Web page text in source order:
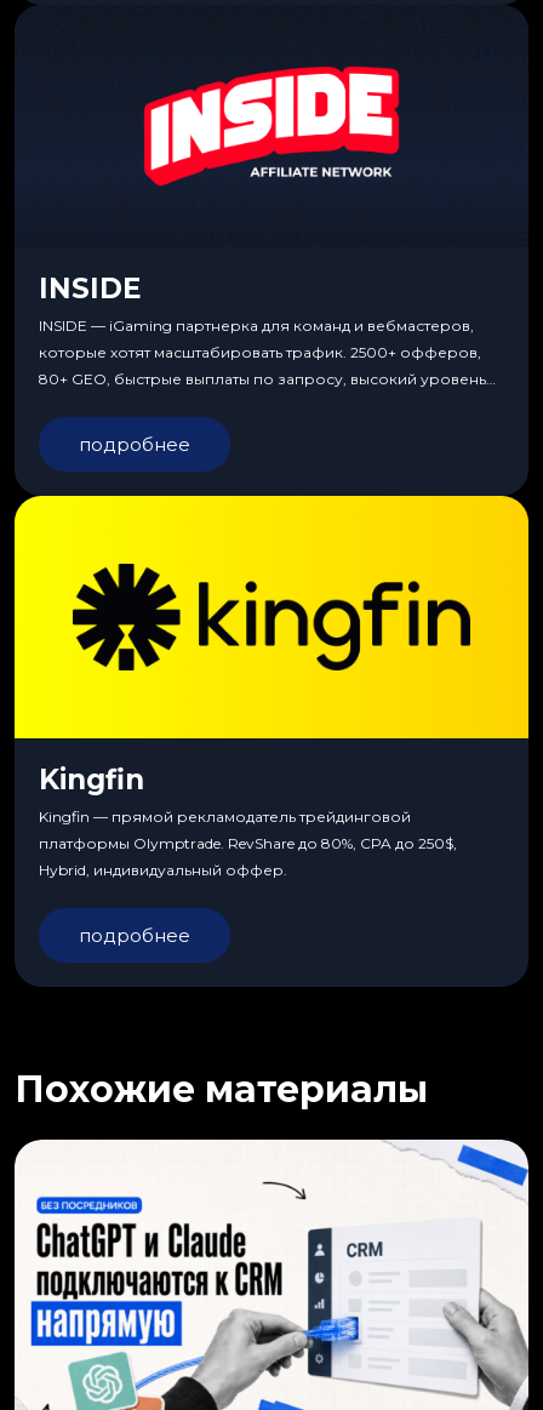
INSIDE
INSIDE — iGaming партнерка для команд и вебмастеров,
которые хотят масштабировать трафик. 2500+ офферов,
80+ GEO, быстрые выплаты по запросу, высокий уровень
подробнее
Kingfin
Kingfin — прямой рекламодатель трейдинговой
платформы Olymptrade. RevShare до 80%, CPA до 250$,
Hybrid, индивидуальный оффер.
подробнее
Похожие материалы